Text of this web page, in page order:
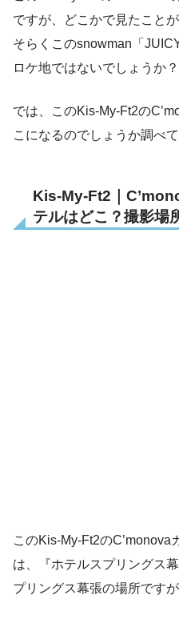
ですが、どこかで見たこと
そらくこのsnowman「
ロケ地ではないでしょうか？
では、このKis-My-Ft2の
こになるのでしょうか調べて
Kis-My-Ft2｜
テルはどこ？撮影場
このKis-My-Ft2の
は、『ホテルスプリングス
プリングス幕張の場所ですが